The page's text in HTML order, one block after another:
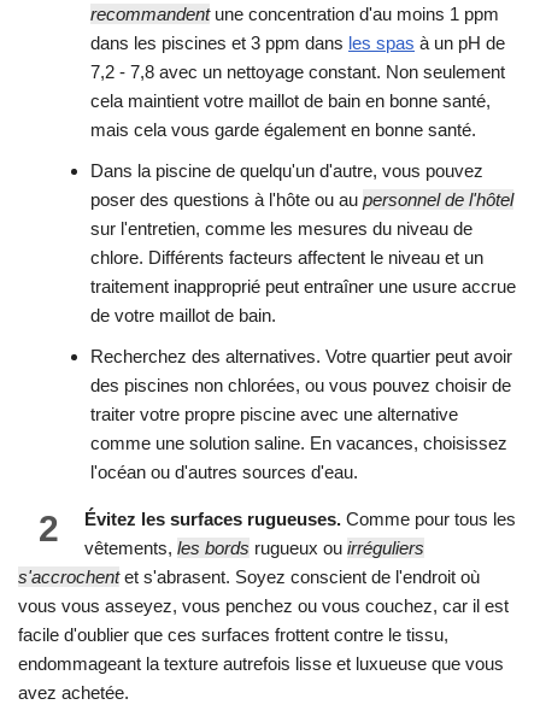
recommandentune concentration d'au moins 1 ppm
dans les piscines et 3 ppm dans les spas à un pH de
7,2 - 7,8 avec un nettoyage constant. Non seulement
cela maintient votre maillot de bain en bonne santé,
mais cela vous garde également en bonne santé.
Dans la piscine de quelqu'un d'autre, vous pouvez
poser des questions à l'hôte ou au personnel de l'hôtel
sur l'entretien, comme les mesures du niveau de
chlore. Différents facteurs affectent le niveau et un
traitement inapproprié peut entraîner une usure accrue
de votre maillot de bain.
Recherchez des alternatives. Votre quartier peut avoir
des piscines non chlorées, ou vous pouvez choisir de
traiter votre propre piscine avec une alternative
comme une solution saline. En vacances, choisissez
l'océan ou d'autres sources d'eau.
2 Évitez les surfaces rugueuses. Comme pour tous les
vêtements, les bords rugueux ou irréguliers
s'accrochentet s'abrasent. Soyez conscient de l'endroit où
vous vous asseyez, vous penchez ou vous couchez, car il est
facile d'oublier que ces surfaces frottent contre le tissu,
endommageant la texture autrefois lisse et luxueuse que vous
avez achetée.